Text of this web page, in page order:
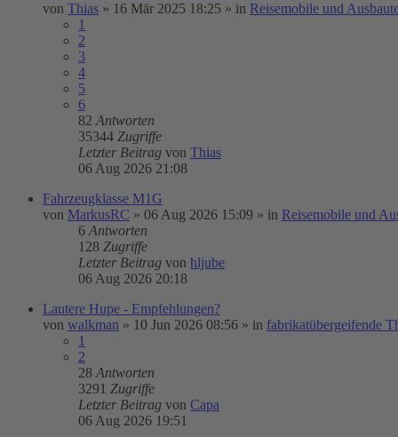
von Thias » 16 Mär 2025 18:25 » in Reisemobile und
1
2
3
4
5
6
82 Antworten
35344 Zugriffe
Letzter Beitrag von Thias
06 Aug 2026 21:08
Fahrzeugklasse M1G
von MarkusRC » 06 Aug 2026 15:09 » in Reisemobile und
6 Antworten
128 Zugriffe
Letzter Beitrag von hljube
06 Aug 2026 20:18
Lautere Hupe - Empfehlungen?
von walkman » 10 Jun 2026 08:56 » in fabrikatübergeifende
1
2
28 Antworten
3291 Zugriffe
Letzter Beitrag von Capa
06 Aug 2026 19:51